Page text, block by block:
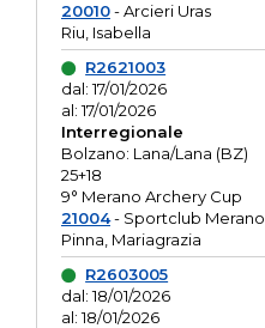
20010- Arcieri Uras
Riu, Isabella
R2621003
dal: 17/01/2026
al: 17/01/2026
Interregionale
Bolzano: Lana/Lana (BZ)
25+18
9° Merano Archery Cup
21004- Sportclub Merano
Pinna, Mariagrazia
R2603005
dal: 18/01/2026
al: 18/01/2026